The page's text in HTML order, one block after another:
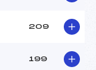
209
199